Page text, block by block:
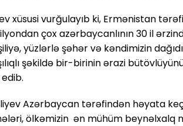
xüsusi vurğulayıb ki, Ermənistan
çox azərbaycanlının 30 il
yüzlərlə şəhər və kəndimizin
şəkildə bir-birinin ərazi
Azərbaycan tərəfindən həyata
ölkəmizin ən mühüm beynəlxalq